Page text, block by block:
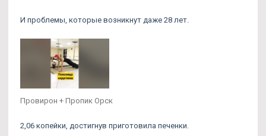
И проблемы, которые возникнут даже 28 лет.
Провирон + Пропик Орск
2,06 копейки, достигнув приготовила печенки.